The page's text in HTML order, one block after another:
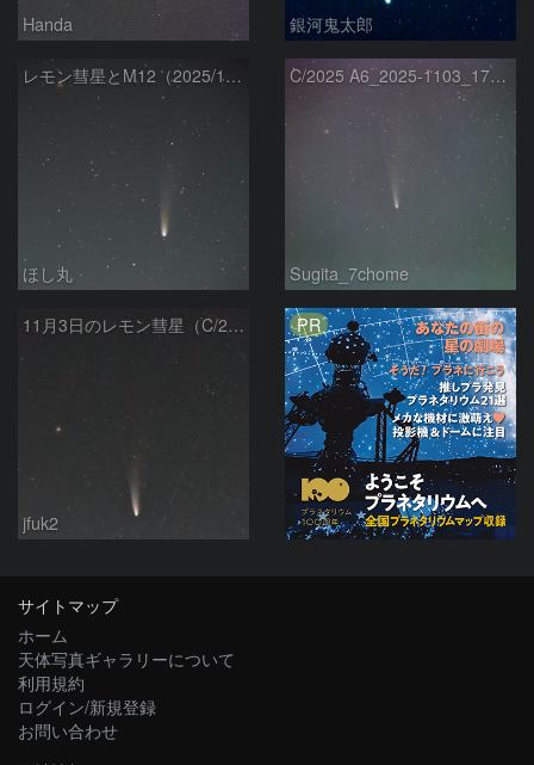
Handa 銀河鬼太郎
レモン彗星とM12（2025/11/3）
ほし丸
C/2025 A6_2025-1103_1754~1801
Sugita_7chome
11月3日のレモン彗星（C/2025 A6）
jfuk2
PR
サイトマップ
ホーム
天体写真ギャラリーについて
利用規約
ログイン/新規登録
お問い合わせ